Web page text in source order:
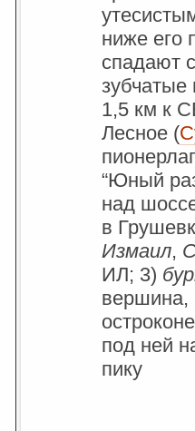
ниже его
спадают
зубчатые
1,5 км к
Лесное (
“Юный
над
в
Измаил,
ИЛ; 3)
вершина,
под ней
пику